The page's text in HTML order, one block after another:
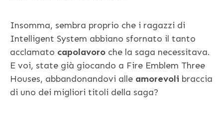
Insomma, sembra proprio che i ragazzi di
Intelligent System abbiano sfornato il tanto
acclamato capolavoro che la saga necessitava.
E voi, state già giocando a Fire Emblem Three
Houses, abbandonandovi alle amorevoli braccia
di uno dei migliori titoli della saga?